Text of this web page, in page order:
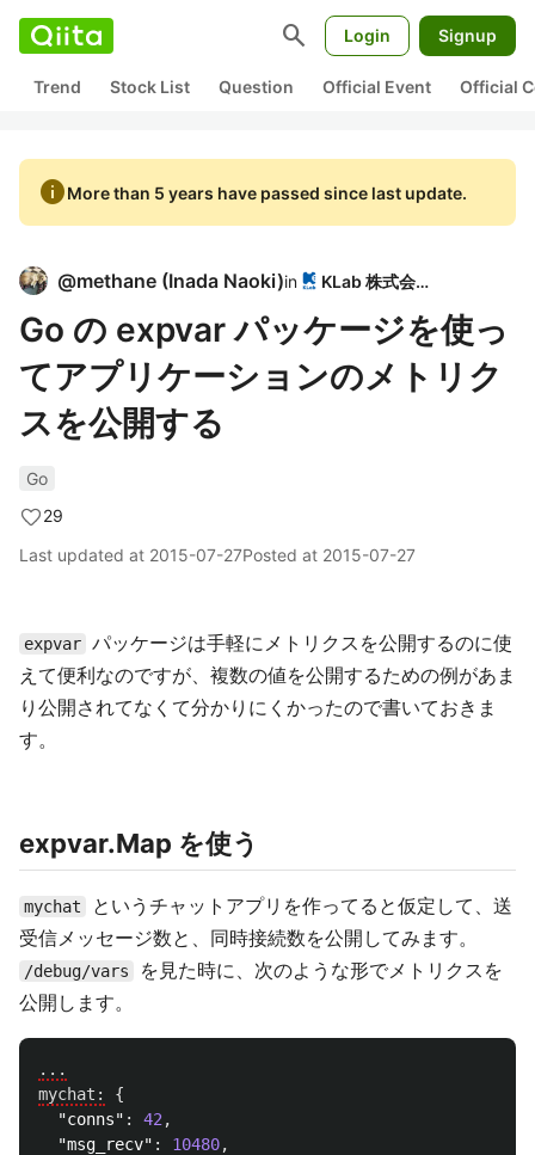
search Login Signup
Trend Stock List Question Official Event Official
infoMore than 5 years have passed since last update.
@methane (Inada Naoki)in KLab 株式会社
Go の expvar パッケージを使っ
てアプリケーションのメトリク
スを公開する
Go
29
Last updated at 2015-07-27Posted at 2015-07-27
expvar パッケージは手軽にメトリクスを公開するのに使
えて便利なのですが、複数の値を公開するための例があま
り公開されてなくて分かりにくかったので書いておきま
す。
expvar.Map を使う
mychat
というチャットアプリを作ってると仮定して、送
受信メッセージ数と、同時接続数を公開してみます。
/debug/vars
を見た時に、次のような形でメトリクスを
公開します。
...
mychat:
{
"conns" : 42 ,
"msg_recv" : 10480,